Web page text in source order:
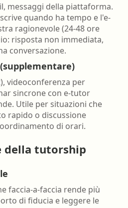
messaggi della piattaforma.
quando ha tempo e l'e-
ragionevole (24-48 ore
risposta non immediata,
conversazione.
videoconferenza per
sincrone con e-tutor
Utile per situazioni che
rapido o discussione
di orari.
della tutorship
faccia-a-faccia rende più
di fiducia e leggere le